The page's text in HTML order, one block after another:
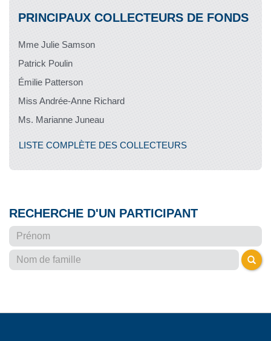
Bienvenue à tous et à toutes à la seconde
édition du défi Cyclogynéco 2026 - Des
kilomètres pour soutenir les avancées en
PRINCIPAUX COLLECTEURS DE FONDS
Mme Julie Samson
Patrick Poulin
Émilie Patterson
Miss Andrée-Anne Richard
Ms. Marianne Juneau
LISTE COMPLÈTE DES COLLECTEURS
RECHERCHE D'UN PARTICIPANT